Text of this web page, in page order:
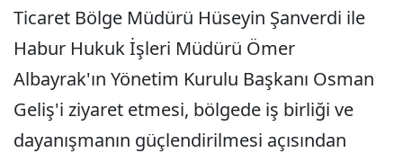
Ticaret Bölge Müdürü Hüseyin Şanverdi ile
Habur Hukuk İşleri Müdürü Ömer
Albayrak'ın Yönetim Kurulu Başkanı Osman
Geliş'i ziyaret etmesi, bölgede iş birliği ve
dayanışmanın güçlendirilmesi açısından